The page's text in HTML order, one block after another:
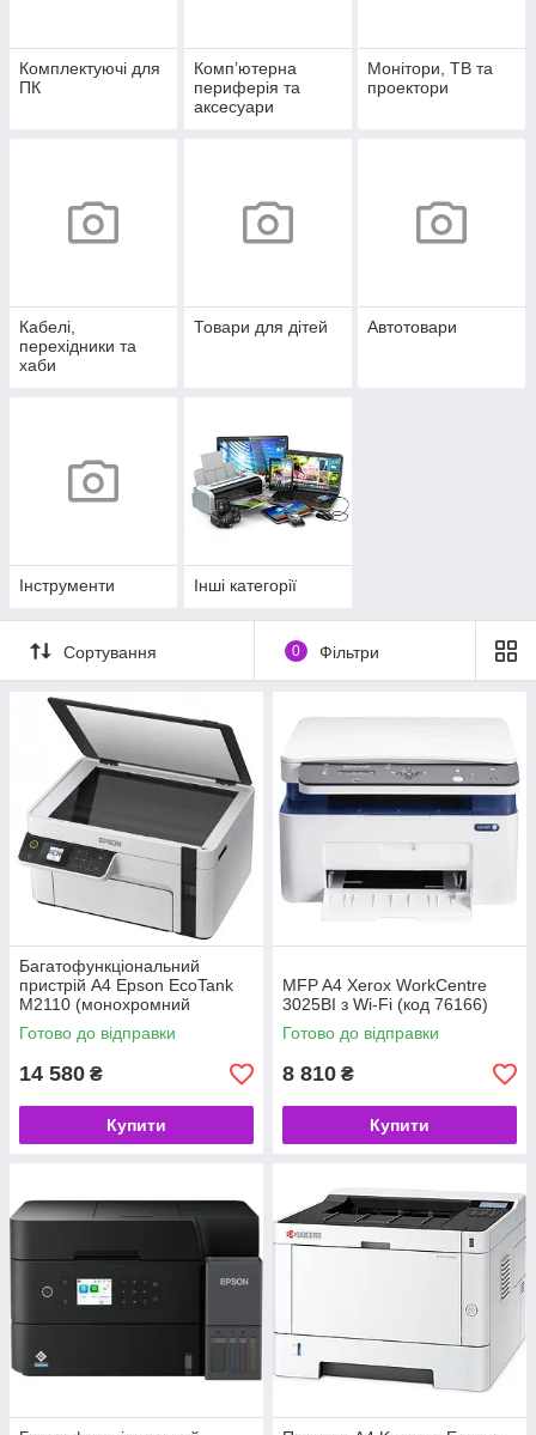
Комплектуючі для
ПК
Комп’ютерна
периферія та
аксесуари
Монітори, ТВ та
проектори
Кабелі,
перехідники та
хаби
Товари для дітей Автотовари
Інструменти Інші категорії
Сортування 0 Фільтри
Багатофункціональний
пристрій A4 Epson EcoTank
M2110 (монохромний
принтер/сканер/копір, USB,
Ethernet) (код 116845)
Готово до відправки
14 580 ₴
Купити
MFP A4 Xerox WorkCentre
3025BI з Wi-Fi (код 76166)
Готово до відправки
8 810 ₴
Купити